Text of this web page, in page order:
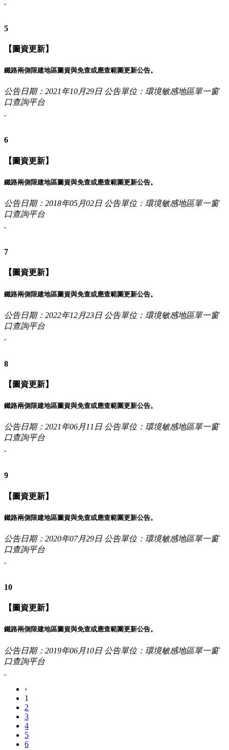
5
【圖資更新】
鐵路兩側限建地區圖資與免查或應查範圍更新公告。
公告日期：2021年10月29日 公告單位：環境敏感地區單一窗
口查詢平台
6
【圖資更新】
鐵路兩側限建地區圖資與免查或應查範圍更新公告。
公告日期：2018年05月02日 公告單位：環境敏感地區單一窗
口查詢平台
7
【圖資更新】
鐵路兩側限建地區圖資與免查或應查範圍更新公告。
公告日期：2022年12月23日 公告單位：環境敏感地區單一窗
口查詢平台
8
【圖資更新】
鐵路兩側限建地區圖資與免查或應查範圍更新公告。
公告日期：2021年06月11日 公告單位：環境敏感地區單一窗
口查詢平台
9
【圖資更新】
鐵路兩側限建地區圖資與免查或應查範圍更新公告。
公告日期：2020年07月29日 公告單位：環境敏感地區單一窗
口查詢平台
10
【圖資更新】
鐵路兩側限建地區圖資與免查或應查範圍更新公告。
公告日期：2019年06月10日 公告單位：環境敏感地區單一窗
口查詢平台
‹
1
2
3
4
5
6